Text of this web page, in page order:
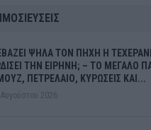
ΨΗΛΑ ΤΟΝ ΠΗΧΗ Η
ΤΗΝ ΕΙΡΗΝΗ; – ΤΟ ΜΕΓΑΛΟ
ΠΕΤΡΕΛΑΙΟ, ΚΥΡΩΣΕΙΣ ΚΑΙ...
2026